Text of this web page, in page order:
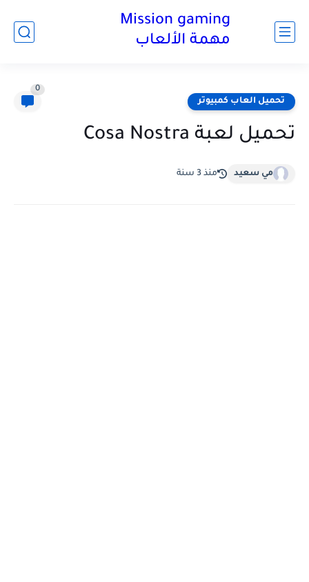
Mission gaming
مهمة الألعاب
تحميل العاب كمبيوتر
0
تحميل لعبة Cosa Nostra
مي سعيد منذ 3 سنة